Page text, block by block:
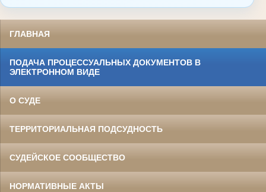
ГЛАВНАЯ
ПОДАЧА ПРОЦЕССУАЛЬНЫХ ДОКУМЕНТОВ В
ЭЛЕКТРОННОМ ВИДЕ
О СУДЕ
ТЕРРИТОРИАЛЬНАЯ ПОДСУДНОСТЬ
СУДЕЙСКОЕ СООБЩЕСТВО
НОРМАТИВНЫЕ АКТЫ